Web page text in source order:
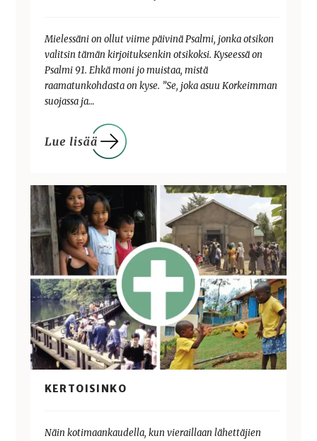
Mielessäni on ollut viime päivinä Psalmi, jonka otsikon
valitsin tämän kirjoituksenkin otsikoksi. Kyseessä on
Psalmi 91. Ehkä moni jo muistaa, mistä
raamatunkohdasta on kyse. ”Se, joka asuu Korkeimman
suojassa ja…
KERTOISINKO
Näin kotimaankaudella, kun vieraillaan lähettäjien